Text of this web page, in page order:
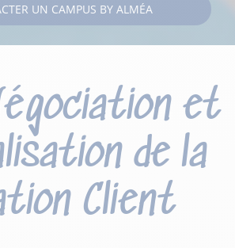
UN CAMPUS BY ALMÉA
et
de la
Client